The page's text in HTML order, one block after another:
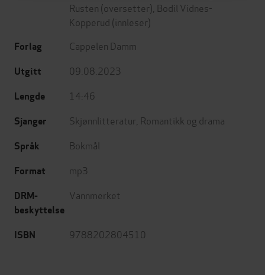
Rusten (oversetter), Bodil Vidnes-
Kopperud (innleser)
Forlag Cappelen Damm
Utgitt 09.08.2023
Lengde 14:46
Sjanger Skjønnlitteratur Romantikk og drama
Språk Bokmål
Format mp3
DRM-
beskyttelse
Vannmerket
ISBN 9788202804510